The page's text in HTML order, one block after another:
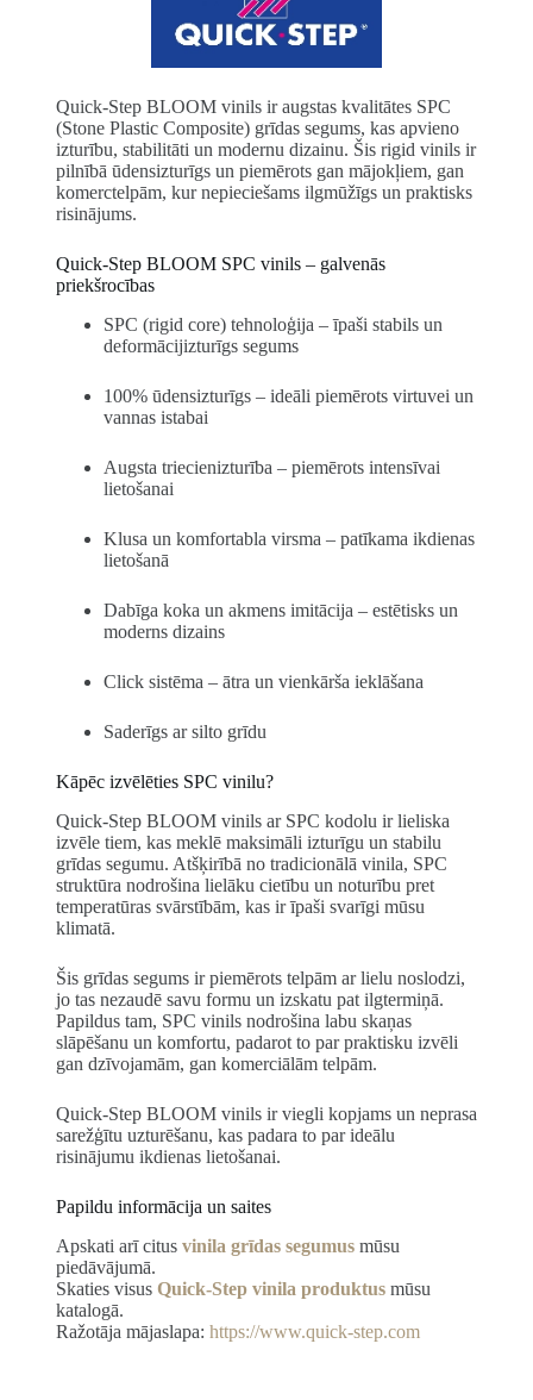
Quick-Step BLOOM vinils ir augstas kvalitātes SPC
(Stone Plastic Composite) grīdas segums, kas apvieno
izturību, stabilitāti un modernu dizainu. Šis rigid vinils ir
pilnībā ūdensizturīgs un piemērots gan mājokļiem, gan
komerctelpām, kur nepieciešams ilgmūžīgs un praktisks
risinājums.
Quick-Step BLOOM SPC vinils – galvenās
priekšrocības
SPC (rigid core) tehnoloģija – īpaši stabils un
deformācijizturīgs segums
100% ūdensizturīgs – ideāli piemērots virtuvei un
vannas istabai
Augsta triecienizturība – piemērots intensīvai
lietošanai
Klusa un komfortabla virsma – patīkama ikdienas
lietošanā
Dabīga koka un akmens imitācija – estētisks un
moderns dizains
Click sistēma – ātra un vienkārša ieklāšana
Saderīgs ar silto grīdu
Kāpēc izvēlēties SPC vinilu?
Quick-Step BLOOM vinils ar SPC kodolu ir lieliska
izvēle tiem, kas meklē maksimāli izturīgu un stabilu
grīdas segumu. Atšķirībā no tradicionālā vinila, SPC
struktūra nodrošina lielāku cietību un noturību pret
temperatūras svārstībām, kas ir īpaši svarīgi mūsu
klimatā.
Šis grīdas segums ir piemērots telpām ar lielu noslodzi,
jo tas nezaudē savu formu un izskatu pat ilgtermiņā.
Papildus tam, SPC vinils nodrošina labu skaņas
slāpēšanu un komfortu, padarot to par praktisku izvēli
gan dzīvojamām, gan komerciālām telpām.
Quick-Step BLOOM vinils ir viegli kopjams un neprasa
sarežģītu uzturēšanu, kas padara to par ideālu
risinājumu ikdienas lietošanai.
Papildu informācija un saites
Apskati arī citus vinila grīdas segumusmūsu
piedāvājumā.
Skaties visus Quick-Step vinila produktusmūsu
katalogā.
Ražotāja mājaslapa: https://www.quick-step.com